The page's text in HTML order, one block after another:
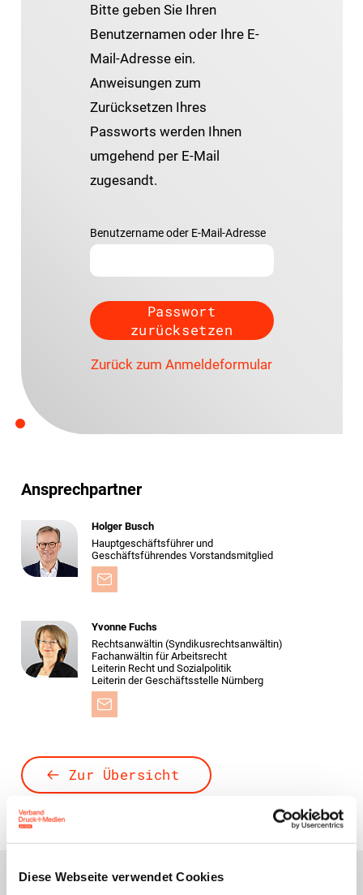
Diese Webseite verwendet Cookies
Bitte geben Sie Ihren
Benutzernamen oder Ihre E-
Mail-Adresse ein.
Anweisungen zum
Zurücksetzen Ihres
Passworts werden Ihnen
umgehend per E-Mail
zugesandt.
Benutzername oder E-Mail-Adresse
Zurück zum Anmeldeformular
Ansprechpartner
Holger Busch
Hauptgeschäftsführer und
Geschäftsführendes Vorstandsmitglied
Yvonne Fuchs
Rechtsanwältin (Syndikusrechtsanwältin)
Fachanwältin für Arbeitsrecht
Leiterin Recht und Sozialpolitik
Leiterin der Geschäftsstelle Nürnberg
Zur Übersicht